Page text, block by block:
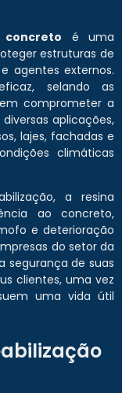
é uma
estruturas de
agentes externos.
selando as
comprometer a
aplicações,
lajes, fachadas e
climáticas
a resina
ao concreto,
e deterioração
do setor da
segurança de suas
clientes, uma vez
uma vida útil